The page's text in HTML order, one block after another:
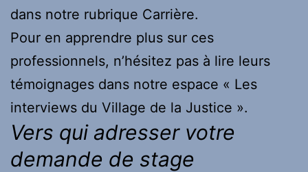
dans notre rubrique Carrière.
Pour en apprendre plus sur ces
professionnels, n’hésitez pas à lire leurs
témoignages dans notre espace « Les
interviews du Village de la Justice ».
Vers qui adresser votre
demande de stage